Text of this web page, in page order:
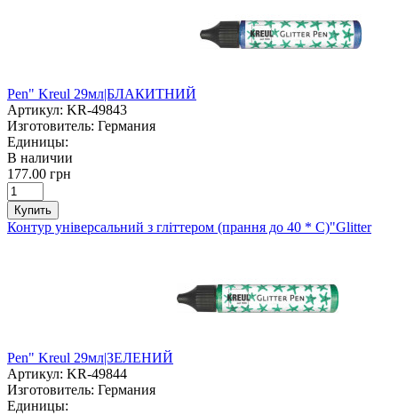
Pen" Kreul 29мл|БЛАКИТНИЙ
Артикул: KR-49843
Изготовитель: Германия
Единицы:
В наличии
177.00 грн
Купить
Контур універсальний з гліттером (прання до 40 * С)"Glitter
Pen" Kreul 29мл|ЗЕЛЕНИЙ
Артикул: KR-49844
Изготовитель: Германия
Единицы: